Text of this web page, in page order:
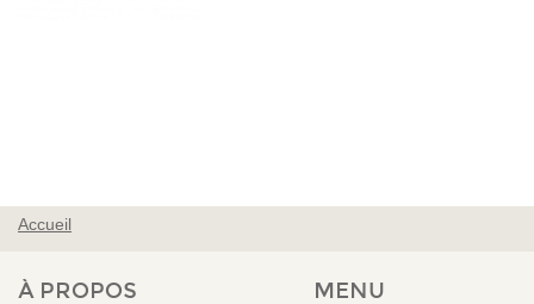
VOUS ÊTES ICI
Accueil
À PROPOS MENU